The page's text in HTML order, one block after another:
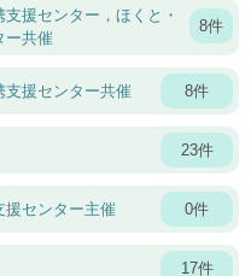
援センター，ほくと・
ー共催
8件
援センター共催 8件
23件
援センター主催 0件
17件